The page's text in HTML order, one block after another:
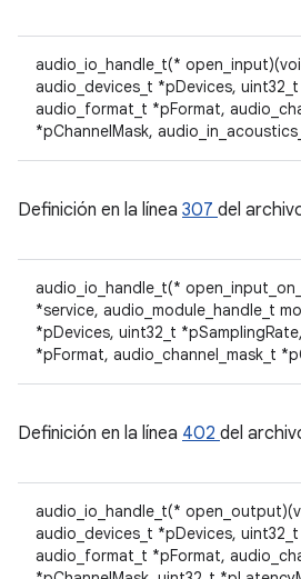
audio_io_handle_t(*
audio_devices_t *pDevices,
audio_format_t *pFormat,
*pChannelMask,
Definición en la línea 307 del
audio_io_handle_t(*
*service, audio_module_handle_t
*pDevices, uint32_t
*pFormat, audio_channel_mask_t
Definición en la línea 402 del
audio_io_handle_t(*
audio_devices_t *pDevices,
audio_format_t *pFormat,